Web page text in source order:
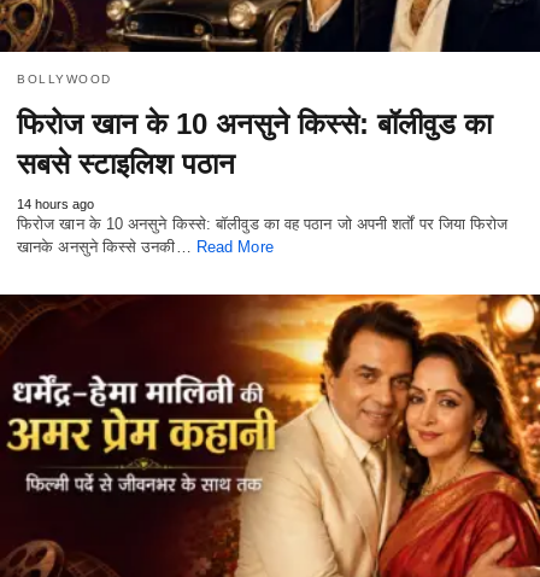
BOLLYWOOD
फिरोज खान के 10 अनसुने किस्से: बॉलीवुड का
सबसे स्टाइलिश पठान
14 hours ago
फिरोज खान के 10 अनसुने किस्से: बॉलीवुड का वह पठान जो अपनी शर्तों पर जिया फिरोज
खानके अनसुने किस्से उनकी… Read More